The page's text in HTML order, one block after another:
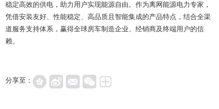
稳定高效的供电，助力用户实现能源自由。作为离网能源电力专家，
凭借安装友好、性能稳定、高品质且智能集成的产品特点，结合全渠
道服务支持体系，赢得全球房车制造企业、经销商及终端用户的信
赖。
分享至：